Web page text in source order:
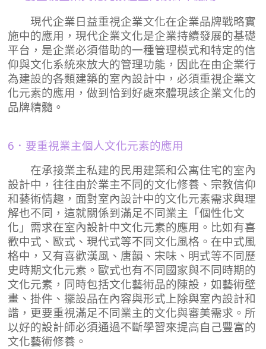
現代企業日益重視企業文化在企業品牌戰略實
施中的應用，現代企業文化是企業持續發展的基礎
平台，是企業必須借助的一種管理模式和特定的信
仰與文化系統來放大的管理功能，因此在由企業行
為建設的各類建築的室內設計中，必須重視企業文
化元素的應用，做到恰到好處來體現該企業文化的
品牌精髓。
6．要重視業主個人文化元素的應用
在承接業主私建的民用建築和公寓住宅的室內
設計中，往往由於業主不同的文化修養、宗教信仰
和藝術情趣，面對室內設計中的文化元素需求與理
解也不同，這就關係到滿足不同業主「個性化文
化」需求在室內設計中文化元素的應用。比如有喜
歡中式、歐式、現代式等不同文化風格。在中式風
格中，又有喜歡漢風、唐韻、宋味、明式等不同歷
史時期文化元素。歐式也有不同國家與不同時期的
文化元素，同時包括文化藝術品的陳設，如藝術壁
畫、掛件、擺設品在內容與形式上除與室內設計和
諧，更要重視滿足不同業主的文化與審美需求。所
以好的設計師必須通過不斷學習來提高自己豐富的
文化藝術修養。